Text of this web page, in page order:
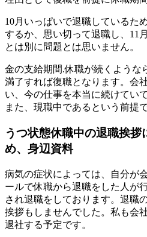
10月いっぱいで退職しているた
するか、思い切って退職し、11
とは別に問題とは思いません。
金の支給期間.休職が続くような
満了すれば復職となります。会
い、今の仕事を本当に続けてい
また、現職中であるという前提
うつ状態休職中の退職挨拶
め、身辺資料
病気の症状によっては、自分が
ールで休職から退職をした人が
され退職をしております。退職
挨拶もしませんでした。私も会
退社する予定です。